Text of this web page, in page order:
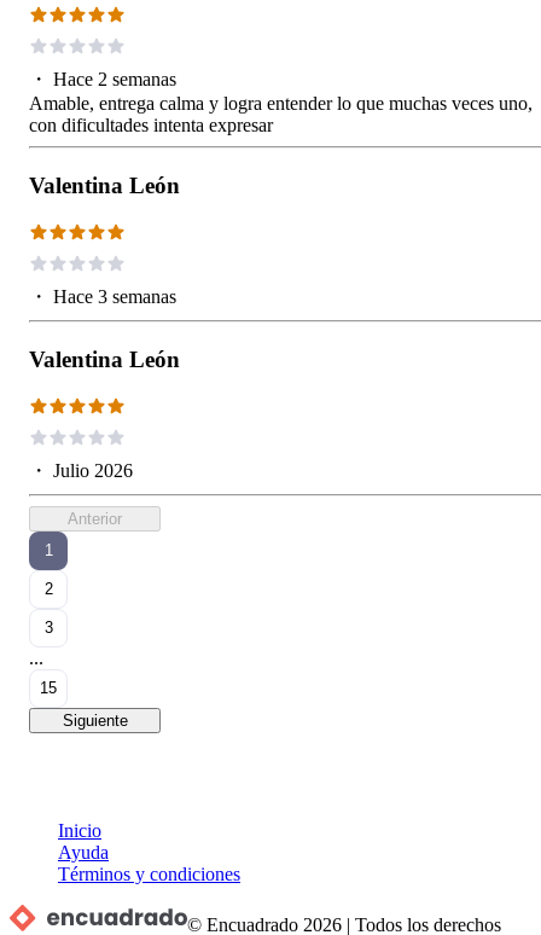
・ Hace 2 semanas
Amable, entrega calma y logra entender lo que muchas veces uno,
con dificultades intenta expresar
Valentina León
・ Hace 3 semanas
Valentina León
・ Julio 2026
Anterior
1
2
3
...
15
Siguiente
Inicio
Ayuda
Términos y condiciones
© Encuadrado 2026 |Todos los derechos